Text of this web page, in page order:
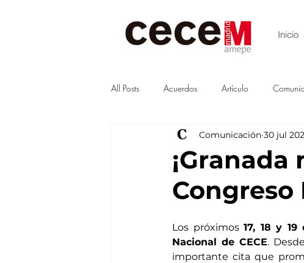
Inicio
All Posts Acuerdos Artículo
junta Guías
¡Granada
Congreso
Comunicación 30 jul
Los próximos 17, 18 y
Nacional de CECE.
importante cita que